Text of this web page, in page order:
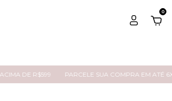
0
R$599 PARCELE SUA COMPRA EM ATÉ 6X SEM